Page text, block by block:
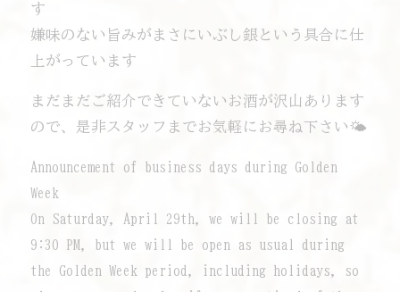
す
嫌味のない旨みがまさにいぶし銀という具合に仕
上がっています
まだまだご紹介できていないお酒が沢山あります
ので、是非スタッフまでお気軽にお尋ね下さい🌤
Announcement of business days during Golden
Week
On Saturday, April 29th, we will be closing at
9:30 PM, but we will be open as usual during
the Golden Week period, including holidays, so